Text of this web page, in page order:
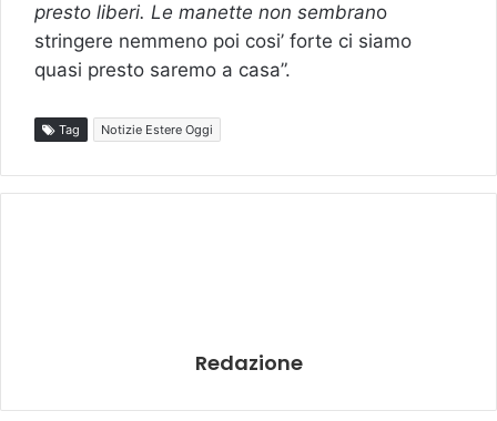
presto liberi. Le manette non sembrano
stringere nemmeno poi cosi’ forte ci siamo
quasi presto saremo a casa”.
Tag Notizie Estere Oggi
Redazione